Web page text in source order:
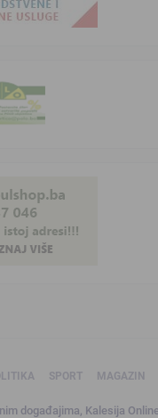
SPORT MAGAZIN
događajima, Kalesija